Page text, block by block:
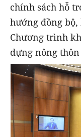
chính sách hỗ
hướng đồng
Chương trình
dựng nông